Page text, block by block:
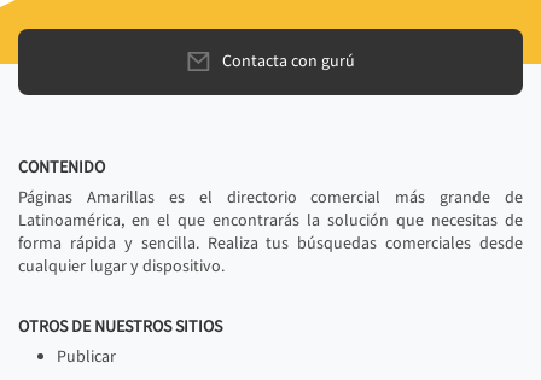
Contacta con gurú
CONTENIDO
Páginas Amarillas es el directorio comercial más grande de
Latinoamérica, en el que encontrarás la solución que necesitas de
forma rápida y sencilla. Realiza tus búsquedas comerciales desde
cualquier lugar y dispositivo.
OTROS DE NUESTROS SITIOS
Publicar